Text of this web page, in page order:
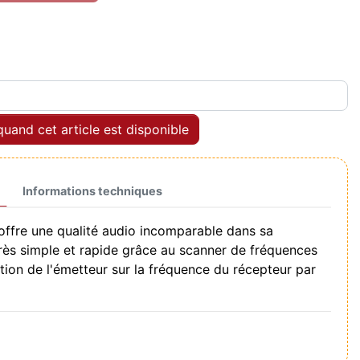
cet article est disponible
Informations techniques
une qualité audio incomparable dans sa
simple et rapide grâce au scanner de fréquences
de l'émetteur sur la fréquence du récepteur par